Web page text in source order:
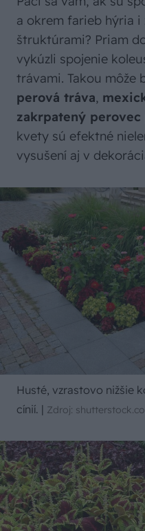
a okrem farieb hýria i
štruktúrami? Priam
vykúzli spojenie
trávami. Takou môže
perová tráva,
zakrpatený
kvety sú efektné
vysušení aj v
Husté, vzrastovo nižšie
cínií. | Zdroj: